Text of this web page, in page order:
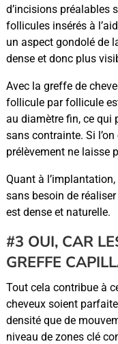
d’incisions préalables
follicules insérés à
un aspect gondolé de
dense et donc plus
Avec la greffe de
follicule par follicule
au diamètre fin, ce qui
sans contrainte. Si
prélèvement ne laisse
Quant à
sans besoin de
est dense et naturelle.
#3 OUI, CAR
GREFFE
Tout cela contribue à
cheveux soient
densité que de
niveau de zones clé